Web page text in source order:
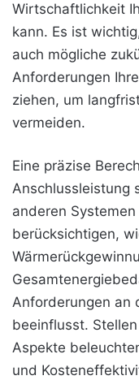
Wirtschaftlichkeit
kann. Es ist
auch mögliche
Anforderungen
ziehen, um
vermeiden.
Eine präzise
Anschlussleistung
anderen
berücksichtigen,
Anforderungen an
beeinflusst.
Aspekte
und